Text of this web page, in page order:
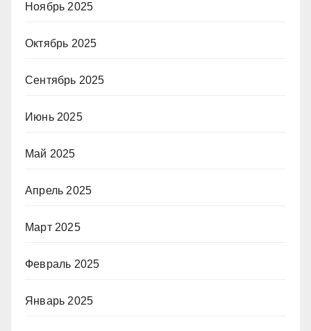
Ноябрь 2025
Октябрь 2025
Сентябрь 2025
Июнь 2025
Май 2025
Апрель 2025
Март 2025
Февраль 2025
Январь 2025